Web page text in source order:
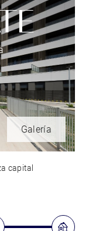
Galería
capital